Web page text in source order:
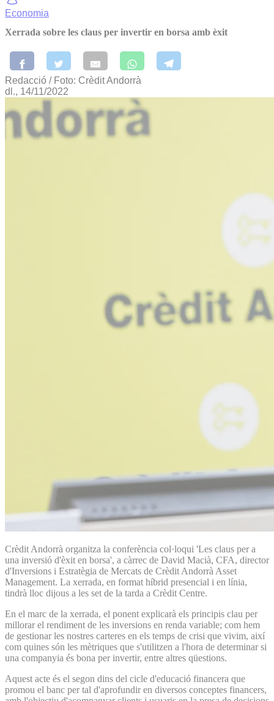
Economia
Xerrada sobre les claus per invertir en borsa amb èxit
Redacció / Foto: Crèdit Andorrà
dl., 14/11/2022
Crèdit Andorrà organitza la conferència col·loqui 'Les claus per a
una inversió d'èxit en borsa', a càrrec de David Macià, CFA, director
d'Inversions i Estratègia de Mercats de Crèdit Andorrà Asset
Management. La xerrada, en format híbrid presencial i en línia,
tindrà lloc dijous a les set de la tarda a Crèdit Centre.
En el marc de la xerrada, el ponent explicarà els principis clau per
millorar el rendiment de les inversions en renda variable; com hem
de gestionar les nostres carteres en els temps de crisi que vivim, així
com quines són les mètriques que s'utilitzen a l'hora de determinar si
una companyia és bona per invertir, entre altres qüestions.
Aquest acte és el segon dins del cicle d'educació financera que
promou el banc per tal d'aprofundir en diversos conceptes financers,